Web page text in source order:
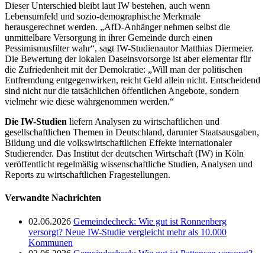
Dieser Unterschied bleibt laut IW bestehen, auch wenn
Lebensumfeld und sozio-demographische Merkmale
herausgerechnet werden. „AfD-Anhänger nehmen selbst die
unmittelbare Versorgung in ihrer Gemeinde durch einen
Pessimismusfilter wahr“, sagt IW-Studienautor Matthias Diermeier.
Die Bewertung der lokalen Daseinsvorsorge ist aber elementar für
die Zufriedenheit mit der Demokratie: „Will man der politischen
Entfremdung entgegenwirken, reicht Geld allein nicht. Entscheidend
sind nicht nur die tatsächlichen öffentlichen Angebote, sondern
vielmehr wie diese wahrgenommen werden.“
Die IW-Studien liefern Analysen zu wirtschaftlichen und
gesellschaftlichen Themen in Deutschland, darunter Staatsausgaben,
Bildung und die volkswirtschaftlichen Effekte internationaler
Studierender. Das Institut der deutschen Wirtschaft (IW) in Köln
veröffentlicht regelmäßig wissenschaftliche Studien, Analysen und
Reports zu wirtschaftlichen Fragestellungen.
Verwandte Nachrichten
02.06.2026 Gemeindecheck: Wie gut ist Ronnenberg
versorgt? Neue IW-Studie vergleicht mehr als 10.000
Kommunen